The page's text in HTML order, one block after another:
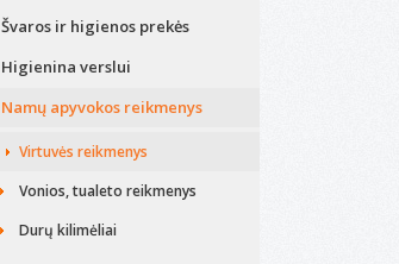
Švaros ir higienos prekės
Higienina verslui
Namų apyvokos reikmenys
Virtuvės reikmenys
Vonios, tualeto reikmenys
Durų kilimėliai